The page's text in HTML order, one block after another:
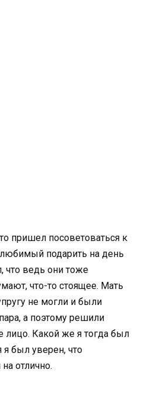
пришел посоветоваться к
подарить на день
что ведь они тоже
что-то стоящее. Мать
не могли и были
а поэтому решили
лицо. Какой же я тогда был
был уверен, что
отлично.